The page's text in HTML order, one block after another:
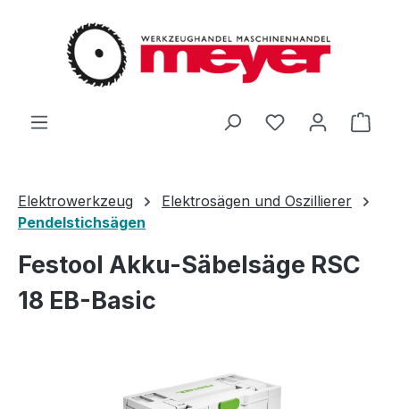
Zum Hauptinhalt springen
Du hast 0
Elektrowerkzeug
Elektrosägen und Oszillierer
Pendelstichsägen
Festool Akku-Säbelsäge RSC
18 EB-Basic
Bildergalerie überspringen